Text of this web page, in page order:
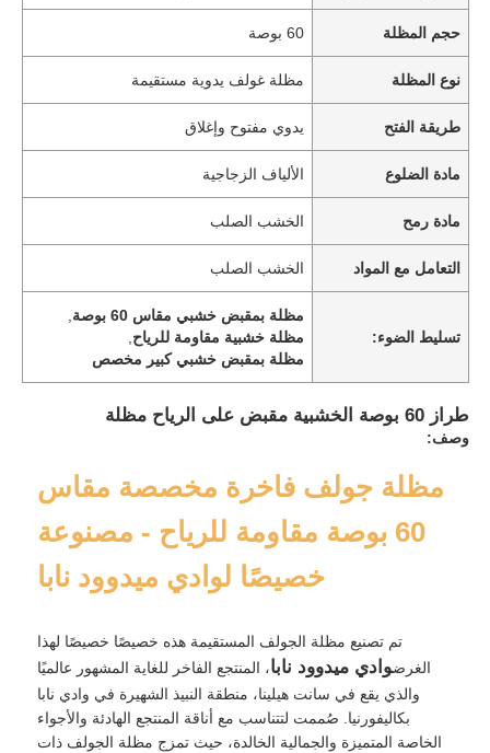
حجم المظلة 60 بوصة
نوع المظلة مظلة غولف يدوية مستقيمة
طريقة الفتح يدوي مفتوح وإغلاق
مادة الضلوع الألياف الزجاجية
مادة رمح الخشب الصلب
التعامل مع المواد الخشب الصلب
تسليط الضوء:
مظلة بمقبض خشبي مقاس 60 بوصة
مظلة خشبية مقاومة للرياح
مظلة بمقبض خشبي كبير مخصص
طراز 60 بوصة الخشبية مقبض على الرياح مظلة
وصف:
مظلة جولف فاخرة مخصصة مقاس
60 بوصة مقاومة للرياح - مصنوعة
خصيصًا لوادي ميدوود نابا
تم تصنيع مظلة الجولف المستقيمة هذه خصيصًا خصيصًا لهذا
الغرضوادي ميدوود نابا، المنتجع الفاخر للغاية المشهور عالميًا
والذي يقع في سانت هيلينا، منطقة النبيذ الشهيرة في وادي نابا
بكاليفورنيا. صُممت لتتناسب مع أناقة المنتجع الهادئة والأجواء
الخاصة المتميزة والجمالية الخالدة، حيث تمزج مظلة الجولف ذات